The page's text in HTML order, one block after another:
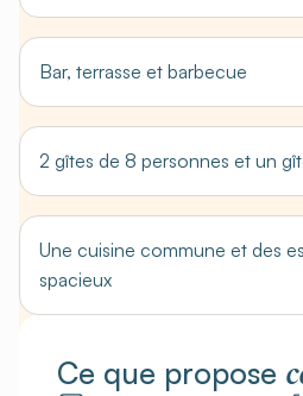
Bar, terrasse et barbecue
2 gîtes de 8 personnes et un
Une cuisine commune et des
spacieux
Ce que propose